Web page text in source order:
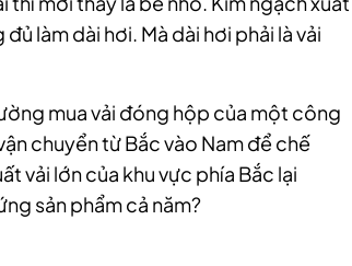
làm dài hơi. Mà dài hơi phải là vải
mua vải đóng hộp của một công
chuyển từ Bắc vào Nam để chế
vải lớn của khu vực phía Bắc lại
sản phẩm cả năm?